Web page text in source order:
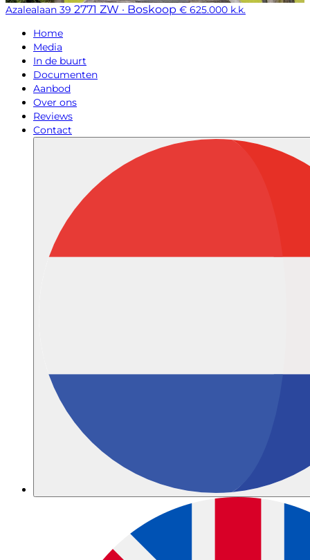
Azalealaan 39 2771 ZW · Boskoop € 625.000 k.k.
Home
Media
In de buurt
Documenten
Aanbod
Over ons
Reviews
Contact